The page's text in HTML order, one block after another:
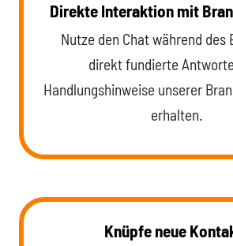
Direkte Interaktion mit
Nutze den Chat während des
direkt fundierte
Handlungshinweise unserer
erhalten.
Knüpfe neue